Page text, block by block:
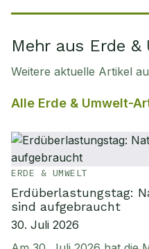
Mehr aus Erde &
Weitere aktuelle Artikel
Alle Erde & Umwelt-
ERDE & UMWELT
Erdüberlastungstag:
sind aufgebraucht
30. Juli 2026